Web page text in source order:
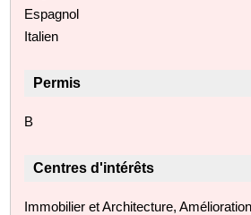
Espagnol
Italien
Permis
B
Centres d'intérêts
Immobilier et Architecture,